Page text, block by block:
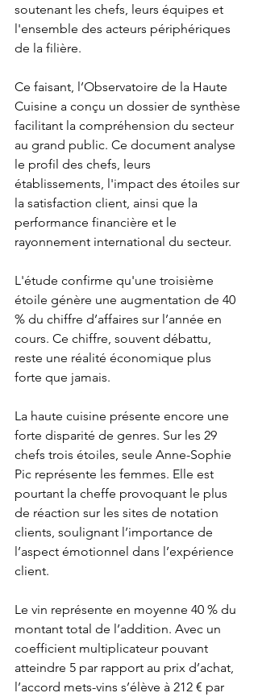
soutenant les chefs, leurs équipes et
l'ensemble des acteurs périphériques
de la filière.
Ce faisant, l’Observatoire de la Haute
Cuisine a conçu un dossier de synthèse
facilitant la compréhension du secteur
au grand public. Ce document analyse
le profil des chefs, leurs
établissements, l'impact des étoiles sur
la satisfaction client, ainsi que la
performance financière et le
rayonnement international du secteur.
L'étude confirme qu'une troisième
étoile génère une augmentation de 40
% du chiffre d’affaires sur l’année en
cours. Ce chiffre, souvent débattu,
reste une réalité économique plus
forte que jamais.
La haute cuisine présente encore une
forte disparité de genres. Sur les 29
chefs trois étoiles, seule Anne-Sophie
Pic représente les femmes. Elle est
pourtant la cheffe provoquant le plus
de réaction sur les sites de notation
clients, soulignant l’importance de
l’aspect émotionnel dans l’expérience
client.
Le vin représente en moyenne 40 % du
montant total de l’addition. Avec un
coefficient multiplicateur pouvant
atteindre 5 par rapport au prix d’achat,
l’accord mets-vins s’élève à 212 € par